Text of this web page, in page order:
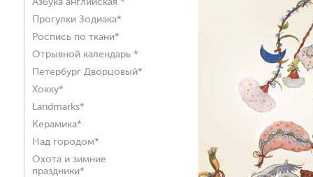
Азбука английская *
Прогулки Зодиака*
Роспись по ткани*
Отрывной календарь *
Петербург Дворцовый*
Хокку*
Landmarks*
Керамика*
Над городом*
Охота и зимние
праздники*